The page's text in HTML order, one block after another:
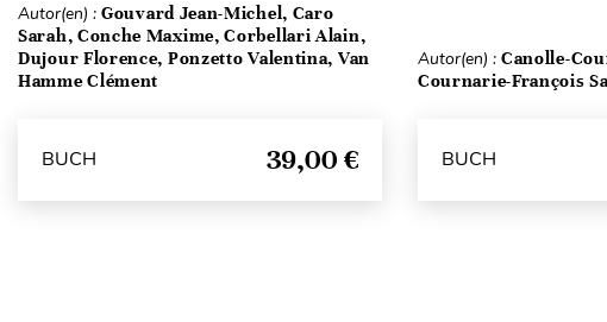
Autor(en) : Gouvard Jean-Michel, Caro
Sarah, Conche Maxime, Corbellari Alain,
Dujour Florence, Ponzetto Valentina, Van
Hamme Clément
BUCH 39,00 €
Autor(en) : Canolle-
Cournarie-François
BUCH